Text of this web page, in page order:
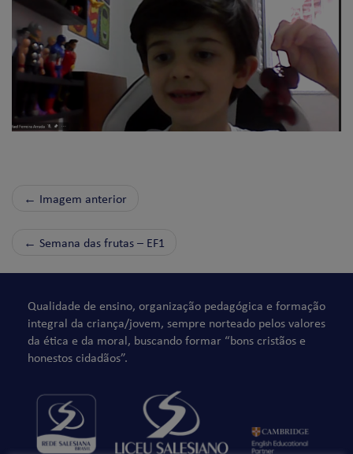
← Imagem anterior
← Semana das frutas – EF1
Qualidade de ensino, organização pedagógica e formação
integral da criança/jovem, sempre norteado pelos valores
da ética e da moral, buscando formar “bons cristãos e
honestos cidadãos”.